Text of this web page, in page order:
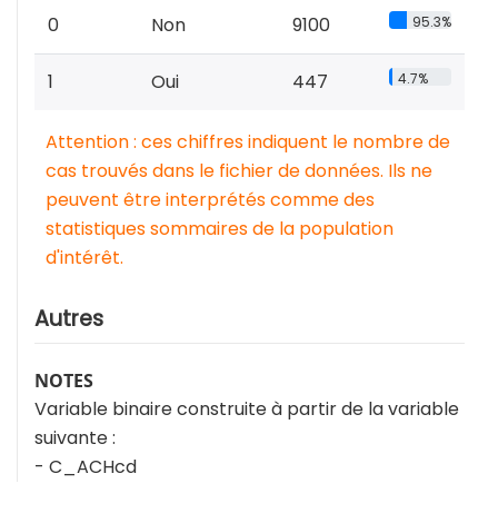
0 Non 9100 95.3%
1 Oui 447 4.7%
Attention : ces chiffres indiquent le nombre de
cas trouvés dans le fichier de données. Ils ne
peuvent être interprétés comme des
statistiques sommaires de la population
d'intérêt.
Autres
NOTES
Variable binaire construite à partir de la variable
suivante :
- C_ACHcd